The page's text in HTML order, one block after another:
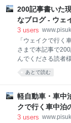
ぐ近くには白米千
きます。 施設情報
者 2台 トイレ：24
は能登半島先端の
と思います。 旅の
びーち」 夜はライ
カイバード 青の
島 浜辺から100m
向かってくる軍艦
れています。 見附
大きさも並べ方も
に渡るには勇気が
200記事書いた
なブログ - ウェ
3 users
「ウェイクで行く
さまで本記事で
んでくださる読者
します。 趣味の車
ていこうと始めた
方が多いという3
クリアすることが
度や検索流入が増
あとで読む
軽自動車・車中
クで行く車中泊
3 users